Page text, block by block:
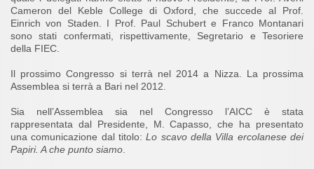
Cameron del Keble College di Oxford, che succede al Prof.
Einrich von Staden. I Prof. Paul Schubert e Franco Montanari
sono stati confermati, rispettivamente, Segretario e Tesoriere
della FIEC.
Il prossimo Congresso si terrà nel 2014 a Nizza. La prossima
Assemblea si terrà a Bari nel 2012.
Sia nell’Assemblea sia nel Congresso l’AICC è stata
rappresentata dal Presidente, M. Capasso, che ha presentato
una comunicazione dal titolo:Lo scavo della Villa ercolanese dei
Papiri. A che punto siamo.